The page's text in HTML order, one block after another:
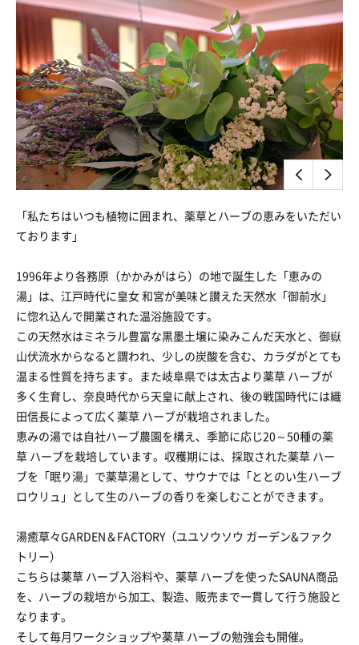
「私たちはいつも植物に囲まれ、薬草とハーブの恵みをいただい
ております」
1996年より各務原（かかみがはら）の地で誕生した「恵みの
湯」は、江戸時代に皇女 和宮が美味と讃えた天然水「御前水」
に惚れ込んで開業された温浴施設です。
この天然水はミネラル豊富な黒墨土壌に染みこんだ天水と、御嶽
山伏流水からなると謂われ、少しの炭酸を含む、カラダがとても
温まる性質を持ちます。また岐阜県では太古より薬草 ハーブが
多く生育し、奈良時代から天皇に献上され、後の戦国時代には織
田信長によって広く薬草 ハーブが栽培されました。
恵みの湯では自社ハーブ農園を構え、季節に応じ20～50種の薬
草 ハーブを栽培しています。収穫期には、採取された薬草 ハー
ブを「眠り湯」で薬草湯として、サウナでは「ととのい生ハーブ
ロウリュ」として生のハーブの香りを楽しむことができます。
湯癒草々GARDEN＆FACTORY（ユユソウソウ ガーデン&ファク
トリー）
こちらは薬草 ハーブ入浴料や、薬草 ハーブを使ったSAUNA商品
を、ハーブの栽培から加工、製造、販売まで一貫して行う施設と
なります。
そして毎月ワークショップや薬草 ハーブの勉強会も開催。